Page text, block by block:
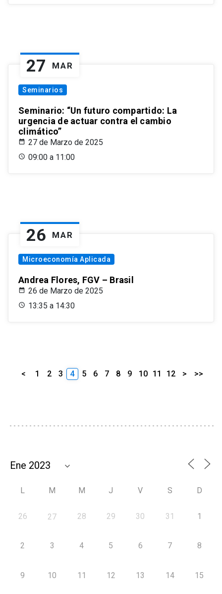
27 MAR
Seminarios
Seminario: “Un futuro compartido: La
urgencia de actuar contra el cambio
climático”
27 de Marzo de 2025
09:00 a 11:00
26 MAR
Microeconomía Aplicada
Andrea Flores, FGV – Brasil
26 de Marzo de 2025
13:35 a 14:30
< 1 2 3 4 5 6 7 8 9 10 11 12 > >>
L M M J V S D
26 27 28 29 30 31 1
2 3 4 5 6 7 8
9 10 11 12 13 14 15